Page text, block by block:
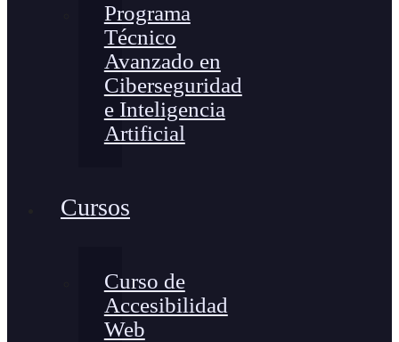
Programa
Técnico
Avanzado en
Ciberseguridad
e Inteligencia
Artificial
Cursos
Curso de
Accesibilidad
Web